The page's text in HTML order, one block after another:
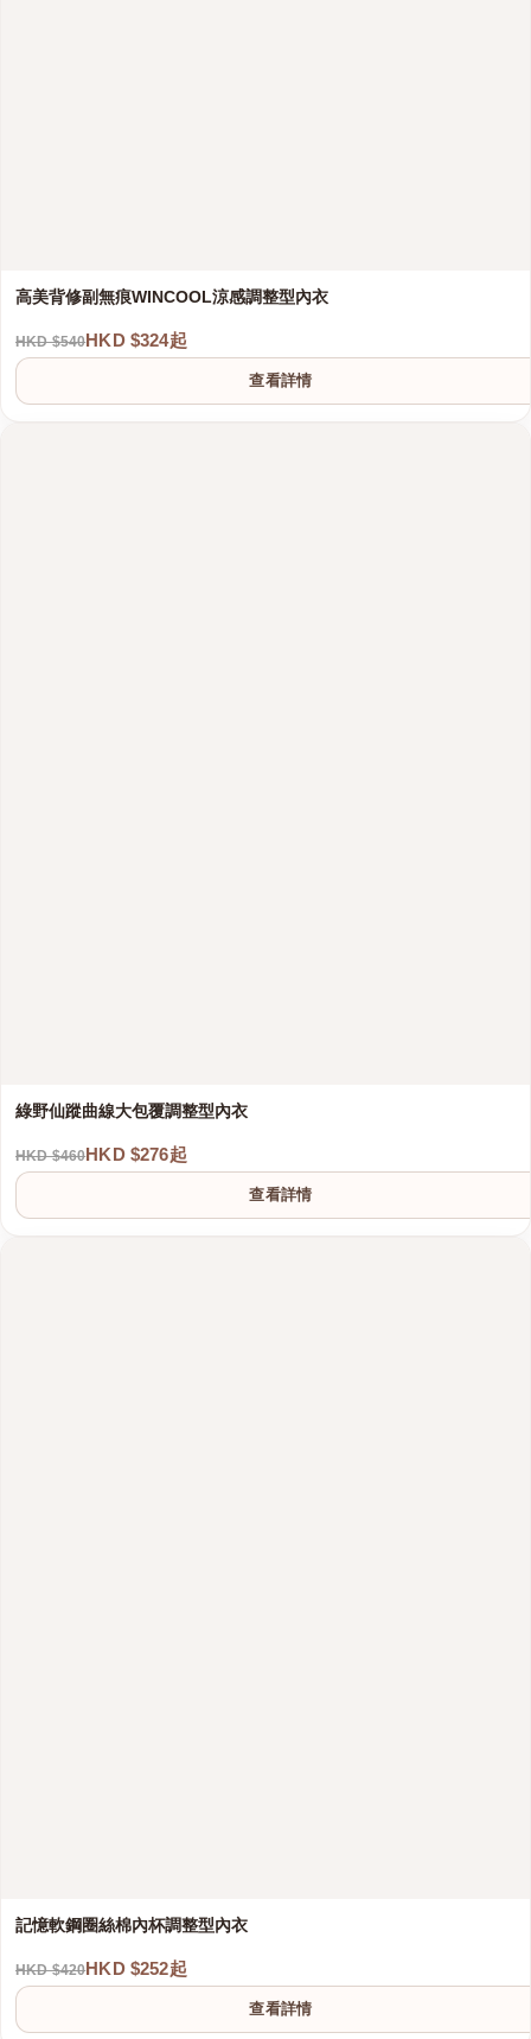
高美背修副無痕WINCOOL涼感調整型內衣
HKD $540HKD $324起
查看詳情
綠野仙蹤曲線大包覆調整型內衣
HKD $460HKD $276起
查看詳情
記憶軟鋼圈絲棉內杯調整型內衣
HKD $420HKD $252起
查看詳情